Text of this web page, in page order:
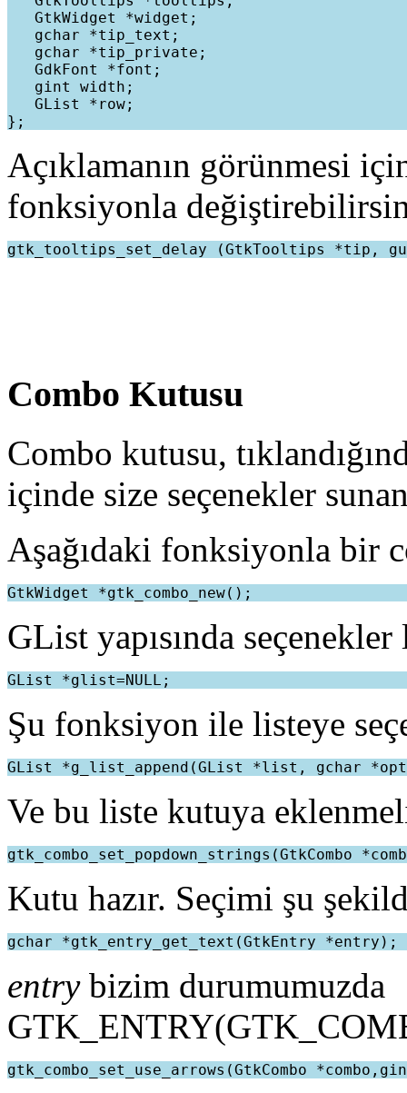
   GtkWidget *widget;
   gchar *tip_text;
   gchar *tip_private;
   GdkFont *font;
   gint width;
   GList *row;
Açıklamanın görünmesi
fonksiyonla
Combo Kutusu
Combo kutusu,
içinde size seçenekler
Aşağıdaki fonksiyonla bir
GList yapısında
Şu fonksiyon ile listeye
Ve bu liste kutuya
Kutu hazır. Seçimi şu
entrybizim durumumuzda